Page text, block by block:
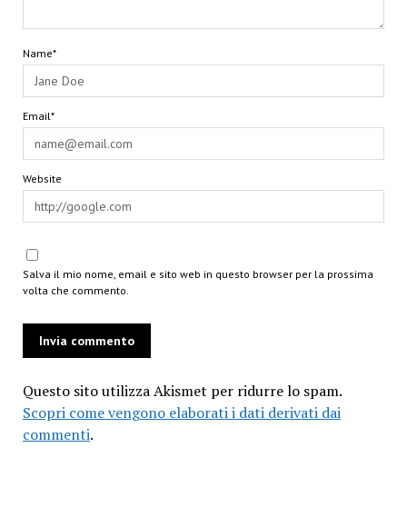
Name*
Email*
Website
Salva il mio nome, email e sito web in questo browser per la prossima
volta che commento.
Questo sito utilizza Akismet per ridurre lo spam.
Scopri come vengono elaborati i dati derivati dai
commenti.